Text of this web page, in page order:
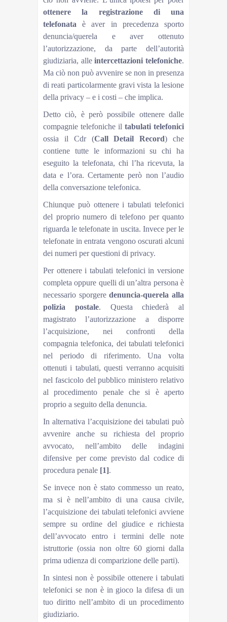
ottenere la
registrazione di una
telefonata è aver in precedenza sporto
denuncia/querela e aver ottenuto
l’autorizzazione, da parte dell’autorità
giudiziaria, alleintercettazioni telefoniche.
Ma ciò non può avvenire se non in presenza
di reati particolarmente gravi vista la lesione
della privacy – e i costi – che implica.
Detto ciò, è però possibile ottenere dalle
compagnie telefoniche il tabulati telefonici
ossia il Cdr (Call Detail Record) che
contiene tutte le informazioni su chi ha
eseguito la telefonata, chi l’ha ricevuta, la
data e l’ora. Certamente però non l’audio
della conversazione telefonica.
Chiunque può ottenere i tabulati telefonici
del proprio numero di telefono per quanto
riguarda le telefonate in uscita. Invece per le
telefonate in entrata vengono oscurati alcuni
dei numeri per questioni di privacy.
Per ottenere i tabulati telefonici in versione
completa oppure quelli di un’altra persona è
necessario sporgeredenuncia-querela alla
polizia postale. Questa chiederà al
magistrato l’autorizzazione a disporre
l’acquisizione, nei confronti della
compagnia telefonica, dei tabulati telefonici
nel periodo di riferimento. Una volta
ottenuti i tabulati, questi verranno acquisiti
nel fascicolo del pubblico ministero relativo
al procedimento penale che si è aperto
proprio a seguito della denuncia.
In alternativa l’acquisizione dei tabulati può
avvenire anche su richiesta del proprio
avvocato, nell’ambito delle indagini
difensive per come previsto dal codice di
procedura penale [1].
Se invece non è stato commesso un reato,
ma si è nell’ambito di una causa civile,
l’acquisizione dei tabulati telefonici avviene
sempre su ordine del giudice e richiesta
dell’avvocato entro i termini delle note
istruttorie (ossia non oltre 60 giorni dalla
prima udienza di comparizione delle parti).
In sintesi non è possibile ottenere i tabulati
telefonici se non è in gioco la difesa di un
tuo diritto nell’ambito di un procedimento
giudiziario.